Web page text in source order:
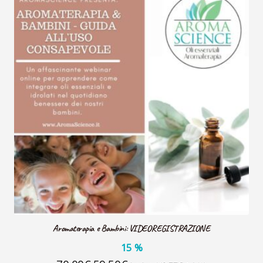
VideoLezioni
Carte Oli Essenziali
Aromaterapia e Bambini: VIDEOREGISTRAZIONE
15 %